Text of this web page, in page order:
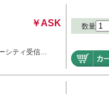
￥ASK
シティ受信…
数量